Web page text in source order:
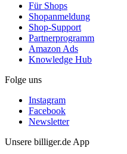
Für Shops
Shopanmeldung
Shop-Support
Partnerprogramm
Amazon Ads
Knowledge Hub
Folge uns
Instagram
Facebook
Newsletter
Unsere billiger.de App